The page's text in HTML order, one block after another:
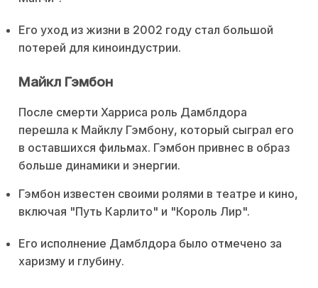
Его уход из жизни в 2002 году стал большой
потерей для киноиндустрии.
Майкл Гэмбон
После смерти Харриса роль Дамблдора
перешла к Майклу Гэмбону, который сыграл его
в оставшихся фильмах. Гэмбон привнес в образ
больше динамики и энергии.
Гэмбон известен своими ролями в театре и кино,
включая "Путь Карлито" и "Король Лир".
Его исполнение Дамблдора было отмечено за
харизму и глубину.